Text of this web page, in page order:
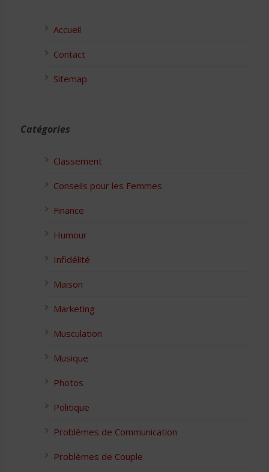
Accueil
Contact
Sitemap
Catégories
Classement
Conseils pour les Femmes
Finance
Humour
Infidélité
Maison
Marketing
Musculation
Musique
Photos
Politique
Problèmes de Communication
Problèmes de Couple